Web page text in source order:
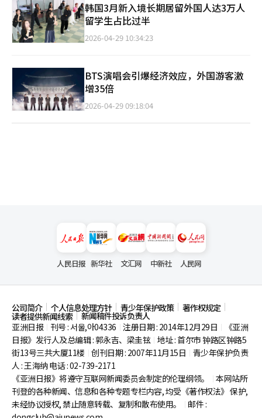
韩国3月新入境长期居留外国人达3万人
留学生占比过半
2026-04-29 10:34:23
BTS演唱会引爆经济效应，外国游客激
增35倍
2026-04-29 09:18:04
人民日报 新华社 文汇网 中新社 人民网
公司简介 个人信息处理方针 青少年保护政策 著作权规定
读者提供新闻线索
新闻稿件投诉负责人
亚洲日报
刊号 : 서울,아04336 注册日期 : 2014年12月29日
《亚洲
日报》发行人及总编辑 : 郭永吉、梁圭铉 地址 : 首尔市钟路区钟路5
街13号三共大厦11楼 创刊日期 : 2007年11月15日
青少年保护负责
人 : 王海纳 电话 : 02-739-2171
《亚洲日报》将遵守互联网新闻委员会制定的伦理纲领。
本网站所
刊登的各种新闻、信息和各种专题专栏内容, 均受《著作权法》 保护,
未经协议授权, 禁止随意转载、复制和散布使用。
邮件 :